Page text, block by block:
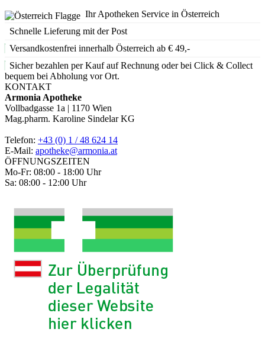
Ihr Apotheken Service in Österreich
Schnelle Lieferung mit der Post
Versandkostenfrei innerhalb Österreich ab € 49,-
Sicher bezahlen per Kauf auf Rechnung oder bei Click & Collect
bequem bei Abholung vor Ort.
KONTAKT
Armonia Apotheke
Vollbadgasse 1a | 1170 Wien
Mag.pharm. Karoline Sindelar KG
Telefon: +43 (0) 1 / 48 624 14
E-Mail: apotheke@armonia.at
ÖFFNUNGSZEITEN
Mo-Fr: 08:00 - 18:00 Uhr
Sa: 08:00 - 12:00 Uhr